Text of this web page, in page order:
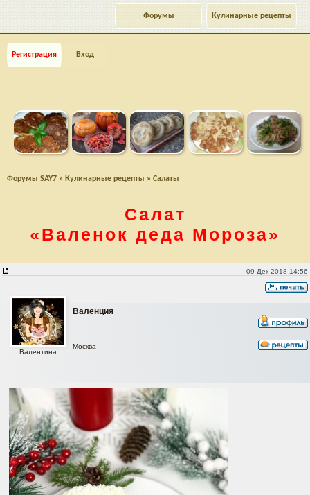
Кулинарные рецепты
Форумы
Регистрация Вход
Форумы SAY7 » Кулинарные рецепты » Салаты
Салат
«Валенок деда Мороза»
09 Дек 2018 14:56
Валенция
Валентина
Москва